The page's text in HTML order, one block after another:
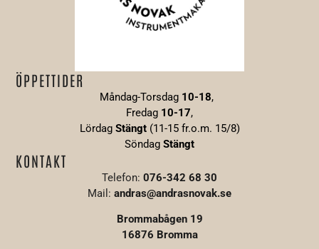
ÖPPETTIDER
Måndag-Torsdag 10-18,
Fredag 10-17,
Lördag Stängt (11-15 fr.o.m. 15/8)
Söndag Stängt
KONTAKT
Telefon: 076-342 68 30
Mail: andras@andrasnovak.se
Brommabågen 19
16876 Bromma